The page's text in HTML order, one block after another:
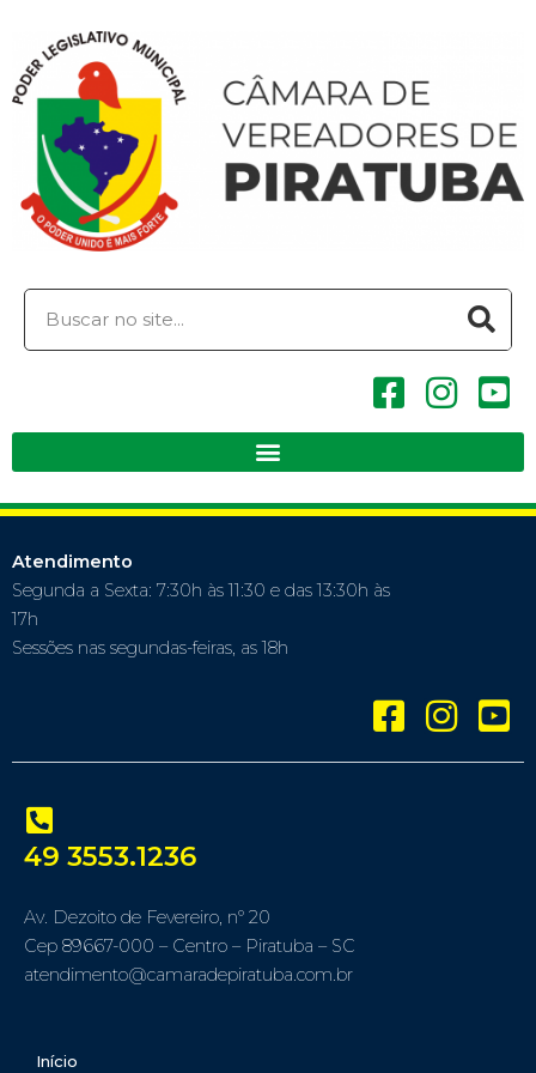
Atendimento
Segunda a Sexta: 7:30h às 11:30 e das 13:30h às
17h
Sessões nas segundas-feiras, as 18h
49 3553.1236
Av. Dezoito de Fevereiro, nº 20
Cep 89667-000 – Centro – Piratuba – SC
atendimento@camaradepiratuba.com.br
Início